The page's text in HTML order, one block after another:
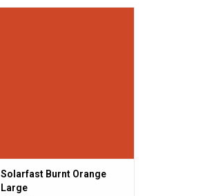
Solarfast Burnt Orange
Large